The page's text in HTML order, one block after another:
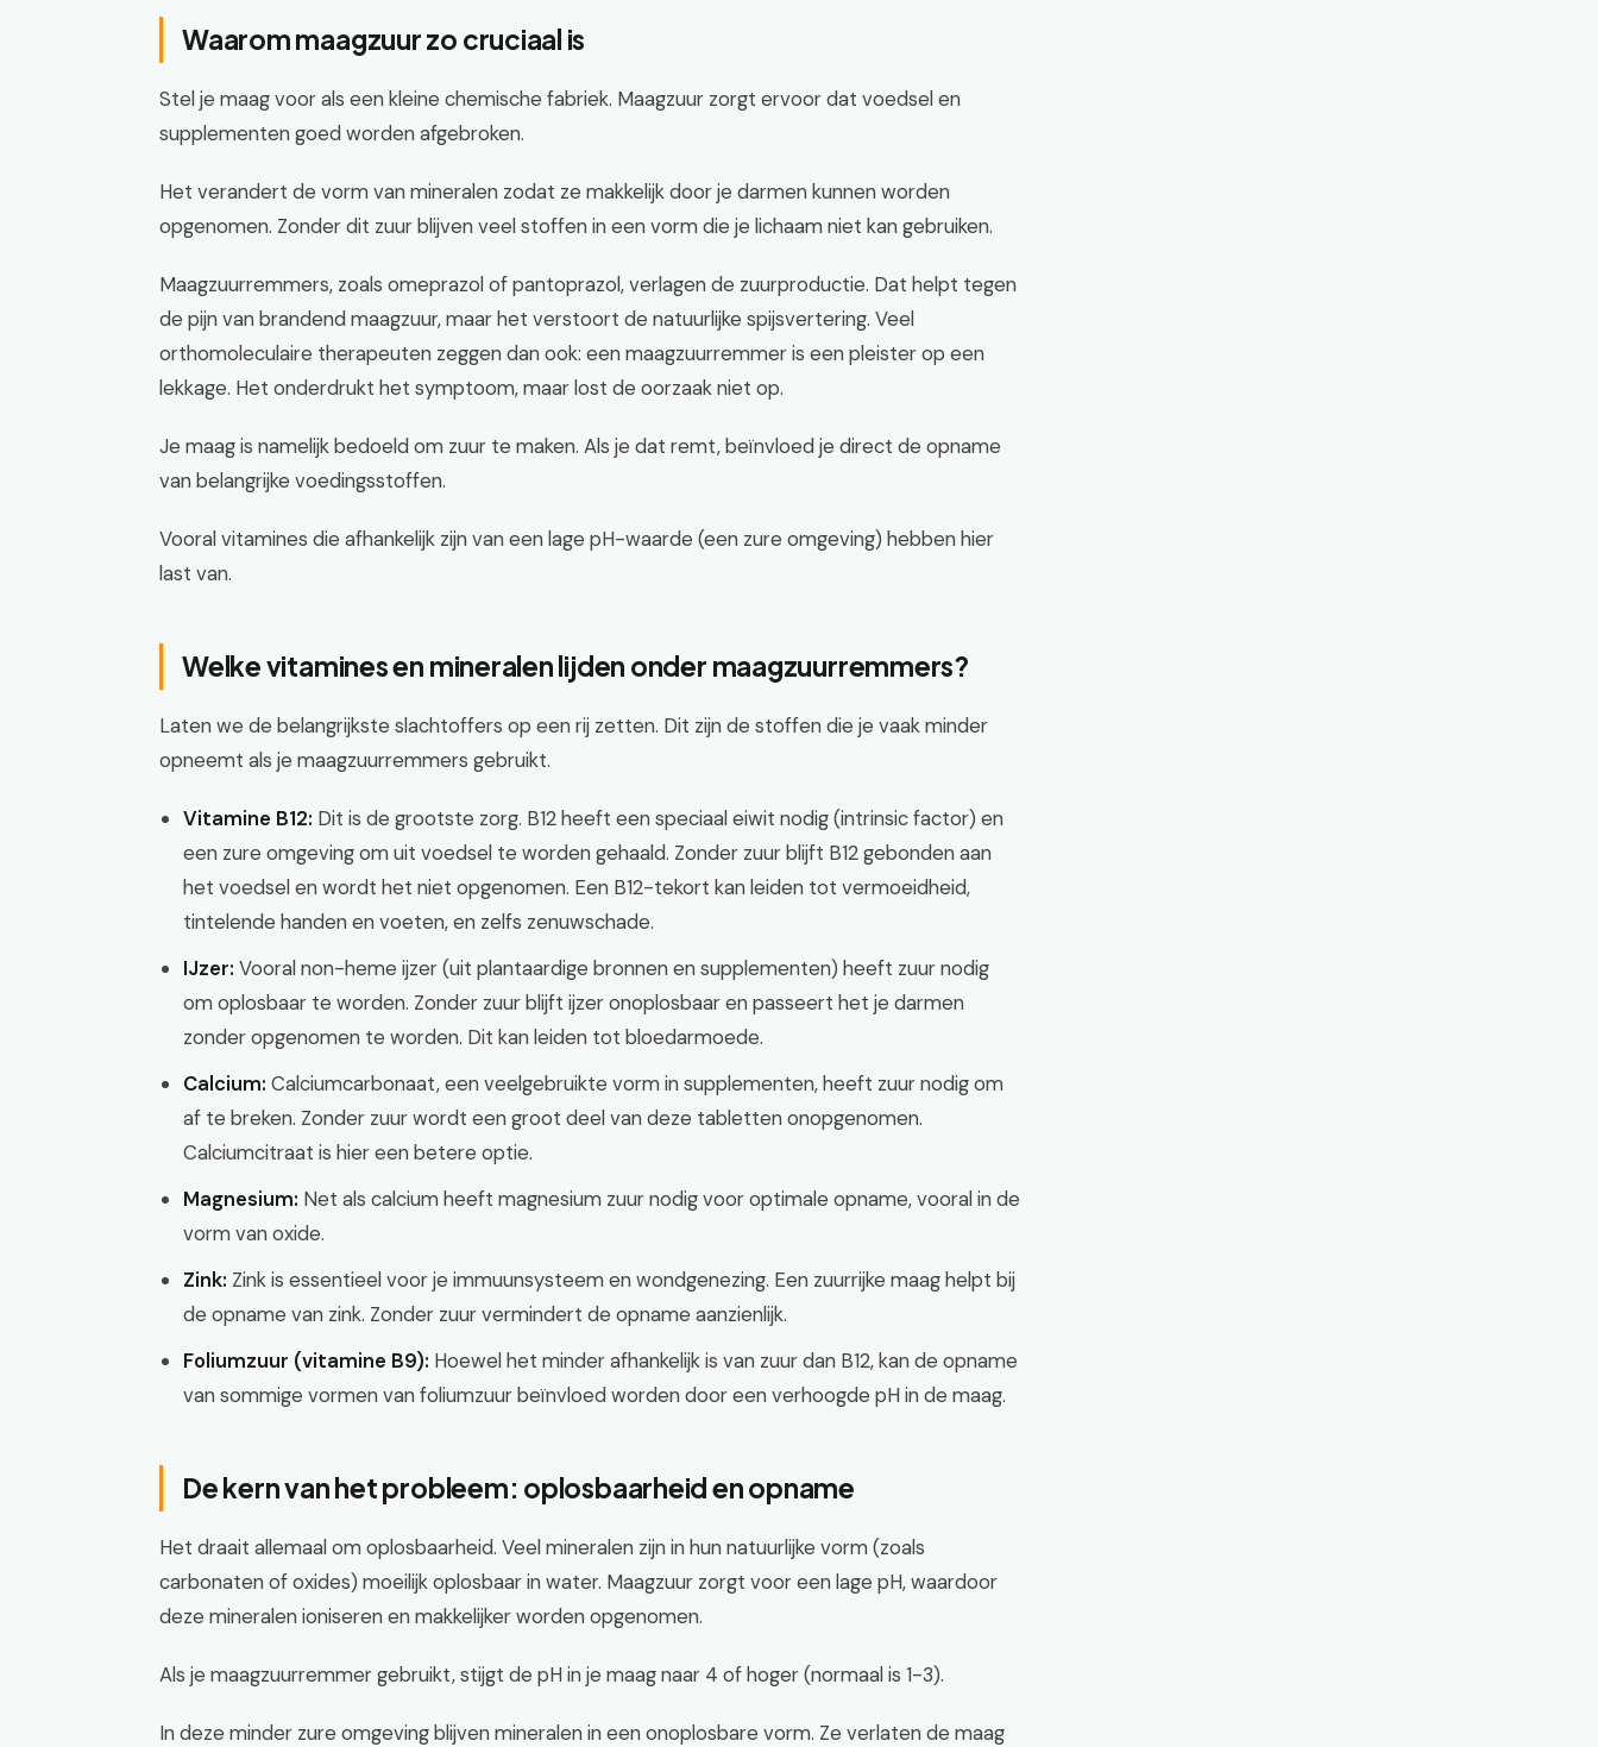
Waarom maagzuur zo cruciaal is
Stel je maag voor als een kleine chemische fabriek. Maagzuur zorgt ervoor dat voedsel en
supplementen goed worden afgebroken.
Het verandert de vorm van mineralen zodat ze makkelijk door je darmen kunnen worden
opgenomen. Zonder dit zuur blijven veel stoffen in een vorm die je lichaam niet kan gebruiken.
Maagzuurremmers, zoals omeprazol of pantoprazol, verlagen de zuurproductie. Dat helpt tegen
de pijn van brandend maagzuur, maar het verstoort de natuurlijke spijsvertering. Veel
orthomoleculaire therapeuten zeggen dan ook: een maagzuurremmer is een pleister op een
lekkage. Het onderdrukt het symptoom, maar lost de oorzaak niet op.
Je maag is namelijk bedoeld om zuur te maken. Als je dat remt, beïnvloed je direct de opname
van belangrijke voedingsstoffen.
Vooral vitamines die afhankelijk zijn van een lage pH-waarde (een zure omgeving) hebben hier
last van.
Welke vitamines en mineralen lijden onder maagzuurremmers?
Laten we de belangrijkste slachtoffers op een rij zetten. Dit zijn de stoffen die je vaak minder
opneemt als je maagzuurremmers gebruikt.
Vitamine B12: Dit is de grootste zorg. B12 heeft een speciaal eiwit nodig (intrinsic factor) en
een zure omgeving om uit voedsel te worden gehaald. Zonder zuur blijft B12 gebonden aan
het voedsel en wordt het niet opgenomen. Een B12-tekort kan leiden tot vermoeidheid,
tintelende handen en voeten, en zelfs zenuwschade.
IJzer: Vooral non-heme ijzer (uit plantaardige bronnen en supplementen) heeft zuur nodig
om oplosbaar te worden. Zonder zuur blijft ijzer onoplosbaar en passeert het je darmen
zonder opgenomen te worden. Dit kan leiden tot bloedarmoede.
Calcium: Calciumcarbonaat, een veelgebruikte vorm in supplementen, heeft zuur nodig om
af te breken. Zonder zuur wordt een groot deel van deze tabletten onopgenomen.
Calciumcitraat is hier een betere optie.
Magnesium: Net als calcium heeft magnesium zuur nodig voor optimale opname, vooral in de
vorm van oxide.
Zink: Zink is essentieel voor je immuunsysteem en wondgenezing. Een zuurrijke maag helpt bij
de opname van zink. Zonder zuur vermindert de opname aanzienlijk.
Foliumzuur (vitamine B9): Hoewel het minder afhankelijk is van zuur dan B12, kan de opname
van sommige vormen van foliumzuur beïnvloed worden door een verhoogde pH in de maag.
De kern van het probleem: oplosbaarheid en opname
Het draait allemaal om oplosbaarheid. Veel mineralen zijn in hun natuurlijke vorm (zoals
carbonaten of oxides) moeilijk oplosbaar in water. Maagzuur zorgt voor een lage pH, waardoor
deze mineralen ioniseren en makkelijker worden opgenomen.
Als je maagzuurremmer gebruikt, stijgt de pH in je maag naar 4 of hoger (normaal is 1-3).
In deze minder zure omgeving blijven mineralen in een onoplosbare vorm. Ze verlaten de maag